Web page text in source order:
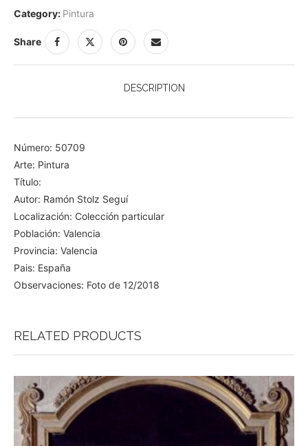
Category: Pintura
Share
DESCRIPTION
Número: 50709
Arte: Pintura
Título:
Autor: Ramón Stolz Seguí
Localización: Colección particular
Población: Valencia
Provincia: Valencia
Pais: España
Observaciones: Foto de 12/2018
RELATED PRODUCTS